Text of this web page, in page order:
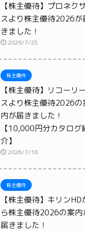
【株主優待】プロネク
スより株主優待2026が
きました！
2026/7/25
株主優待
【株主優待】リコーリー
スより株主優待2026の
内が届きました！
【10,000円分カタログ
介】
2026/7/18
株主優待
【株主優待】キリンHD
ら株主優待2026の案内
届きました！